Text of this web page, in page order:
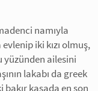
namıyla
iki kızı olmuş,
yüzünden ailesini
lakabı da greek
kasada en son